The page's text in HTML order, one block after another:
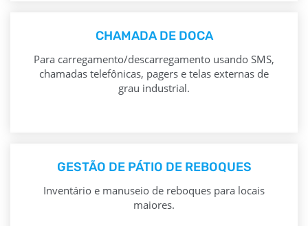
CHAMADA DE DOCA
Para carregamento/descarregamento usando SMS,
chamadas telefônicas, pagers e telas externas de
grau industrial.
GESTÃO DE PÁTIO DE REBOQUES
Inventário e manuseio de reboques para locais
maiores.